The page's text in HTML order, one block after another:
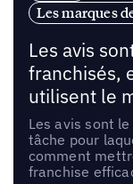
Les marques
Les avis
franchisés,
utilisent le
Les avis sont
tâche pour
comment
franchise